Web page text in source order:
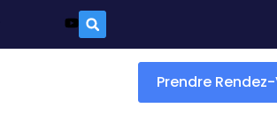
Prendre